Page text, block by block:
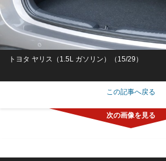
トヨタ ヤリス（1.5L ガソリン）（15/29）
この記事へ戻る